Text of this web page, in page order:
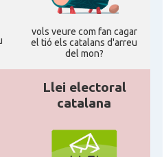
Català de Frankfurt
de Stuttgart, Stuttcat
e.V.
vols veure com fan cagar
el tió els catalans d'arreu
del mon?
Llei electoral
catalana